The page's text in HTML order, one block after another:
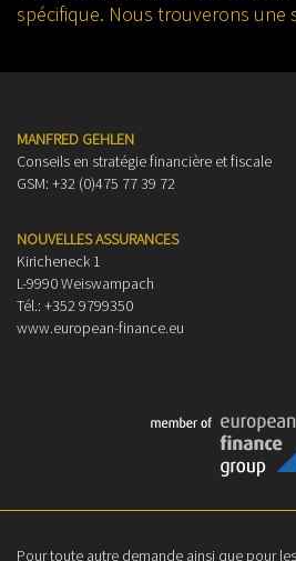
spécifique. Nous trouverons une
MANFRED GEHLEN
Conseils en stratégie financière et fiscale
GSM: +32 (0)475 77 39 72
NOUVELLES ASSURANCES
Kiricheneck 1
L-9990 Weiswampach
Tél.: +352 9799350
www.european-finance.eu
Pour toute autre demande ainsi que pour